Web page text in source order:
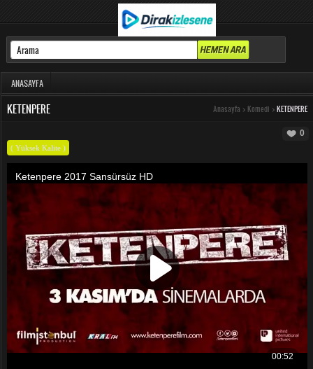
ANASAYFA
KETENPERE Anasayfa > Komedi > KETENPERE
0
( Yüksek Kalite )